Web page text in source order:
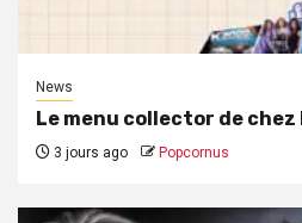
News
Le menu collector de chez
3 jours ago Popcornus